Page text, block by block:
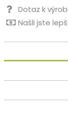
Dotaz k
Našli jste